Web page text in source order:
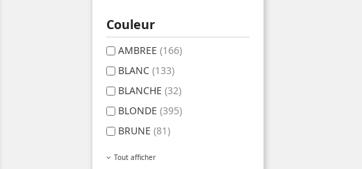
Couleur
AMBREE (166)
BLANC (133)
BLANCHE (32)
BLONDE (395)
BRUNE (81)
Tout afficher